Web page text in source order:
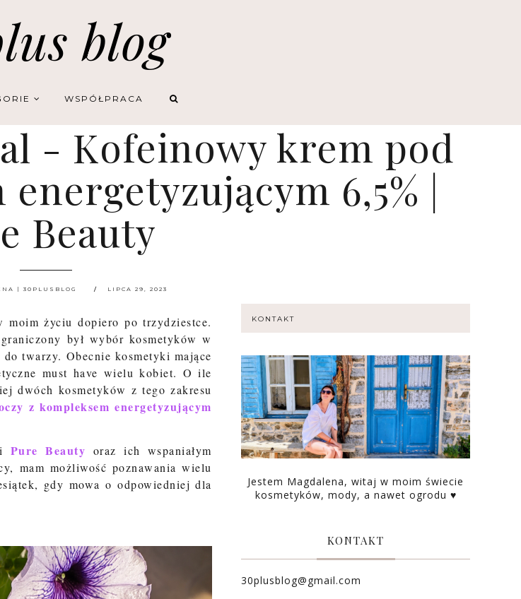
blog
WSPÓŁPRACA
- Kofeinowy krem pod
6,5% |
Beauty
| 30PLUSBLOG LIPCA 29, 2023
życiu dopiero po trzydziestce.
był wybór kosmetyków w
twarzy. Obecnie kosmetyki mające
must have wielu kobiet. O ile
dwóch kosmetyków z tego zakresu
z kompleksem energetyzującym
Pure Beauty oraz ich wspaniałym
mam możliwość poznawania wielu
gdy mowa o odpowiedniej dla
KONTAKT
Jestem Magdalena, witaj w moim świecie
kosmetyków, mody, a nawet ogrodu ♥
KONTAKT
30plusblog@gmail.com